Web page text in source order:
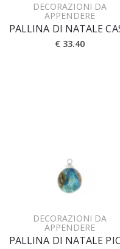
DECORAZIONI DA
APPENDERE
€ 33.40
DECORAZIONI DA
APPENDERE